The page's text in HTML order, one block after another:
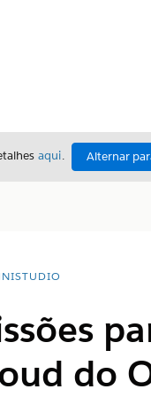
aqui. Alternar
do